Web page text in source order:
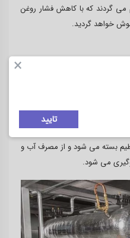
می گردند که با کاهش فشار روغن
خواهد گردید.
مهم در مدار سردخانه است. این
آب از کندانسور را تنظیم می کند
براین اساس هنگام خاموش بودن
آمده، برای خنک کردن کندانسور به
بسته می شود و از مصرف آب و
می شود.
×
تایید